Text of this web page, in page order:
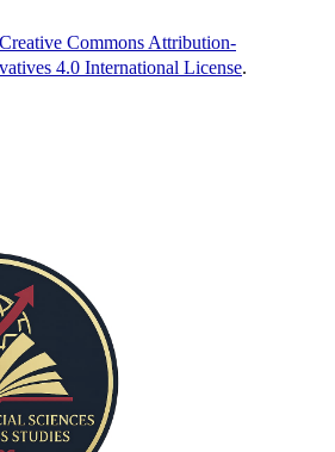
Creative Commons Attribution-
4.0 International License.